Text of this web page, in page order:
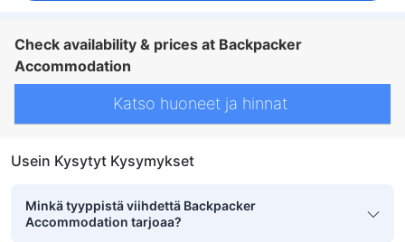
Check availability & prices at Backpacker
Accommodation
Katso huoneet ja hinnat
Usein Kysytyt Kysymykset
Minkä tyyppistä viihdettä Backpacker
Accommodation tarjoaa?